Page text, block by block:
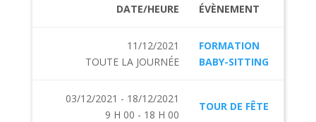
DATE/HEURE ÉVÈNEMENT
11/12/2021
TOUTE LA JOURNÉE
FORMATION
BABY-SITTING
03/12/2021 - 18/12/2021
9 H 00 - 18 H 00
TOUR DE FÊTE